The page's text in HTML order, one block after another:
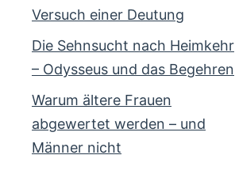
Versuch einer Deutung
Die Sehnsucht nach Heimkehr
– Odysseus und das Begehren
Warum ältere Frauen
abgewertet werden – und
Männer nicht